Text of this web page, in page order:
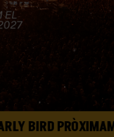
BIRD